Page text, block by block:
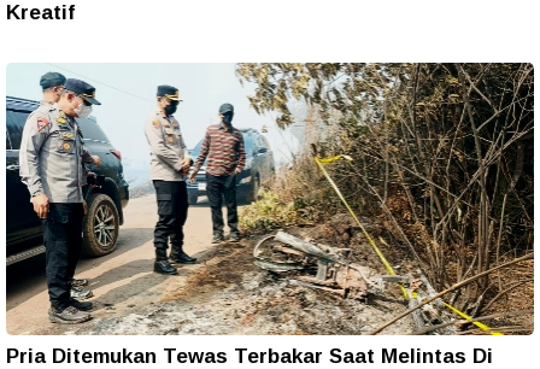
Kreatif
Pria Ditemukan Tewas Terbakar Saat Melintas Di